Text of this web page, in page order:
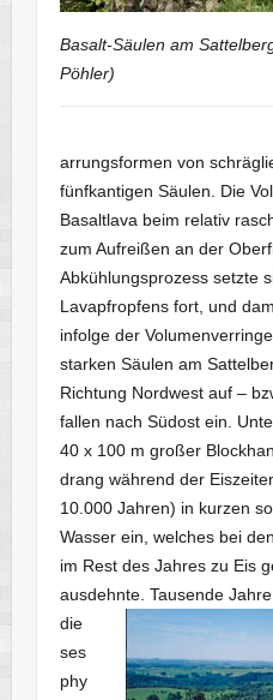
Basalt-Säulen am
Pöhler)
arrungsformen von
fünfkantigen Säulen. Die
Basaltlava beim relativ
zum Aufreißen an der
Abkühlungsprozess setzte
Lavapfropfens fort, und
infolge der
starken Säulen am
Richtung Nordwest auf –
fallen nach Südost ein.
40 x 100 m großer
drang während der
10.000 Jahren) in kurzen
Wasser ein, welches bei
im Rest des Jahres zu Eis
ausdehnte. Tausende
die
ses
phy